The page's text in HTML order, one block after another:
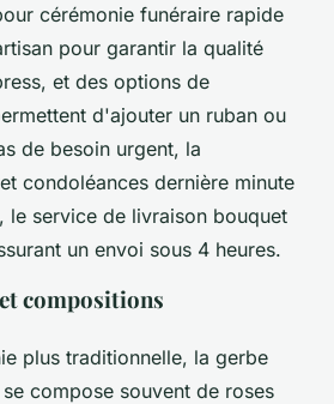
cérémonie funéraire rapide
pour garantir la qualité
et des options de
d'ajouter un ruban ou
de besoin urgent, la
condoléances dernière minute
le service de livraison bouquet
un envoi sous 4 heures.
compositions
plus traditionnelle, la gerbe
compose souvent de roses